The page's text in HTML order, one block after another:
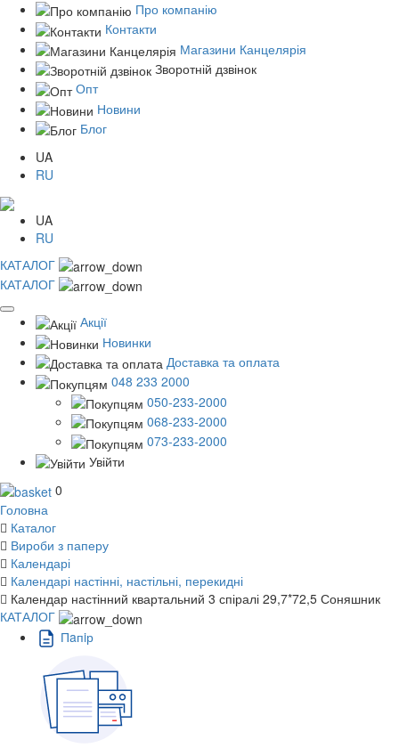
Про компанію
Контакти
Магазини Канцелярія
Зворотній дзвінок
Опт
Новини
Блог
UA
RU
UA
RU
КАТАЛОГ
КАТАЛОГ
Акції
Новинки
Доставка та оплата
048 233 2000
050-233-2000
068-233-2000
073-233-2000
Увійти
0
Головна
Каталог
Вироби з паперу
Календарі
Календарі настінні, настільні, перекидні
Календар настінний квартальний 3 спіралі 29,7*72,5 Соняшник
КАТАЛОГ
Пaпiр